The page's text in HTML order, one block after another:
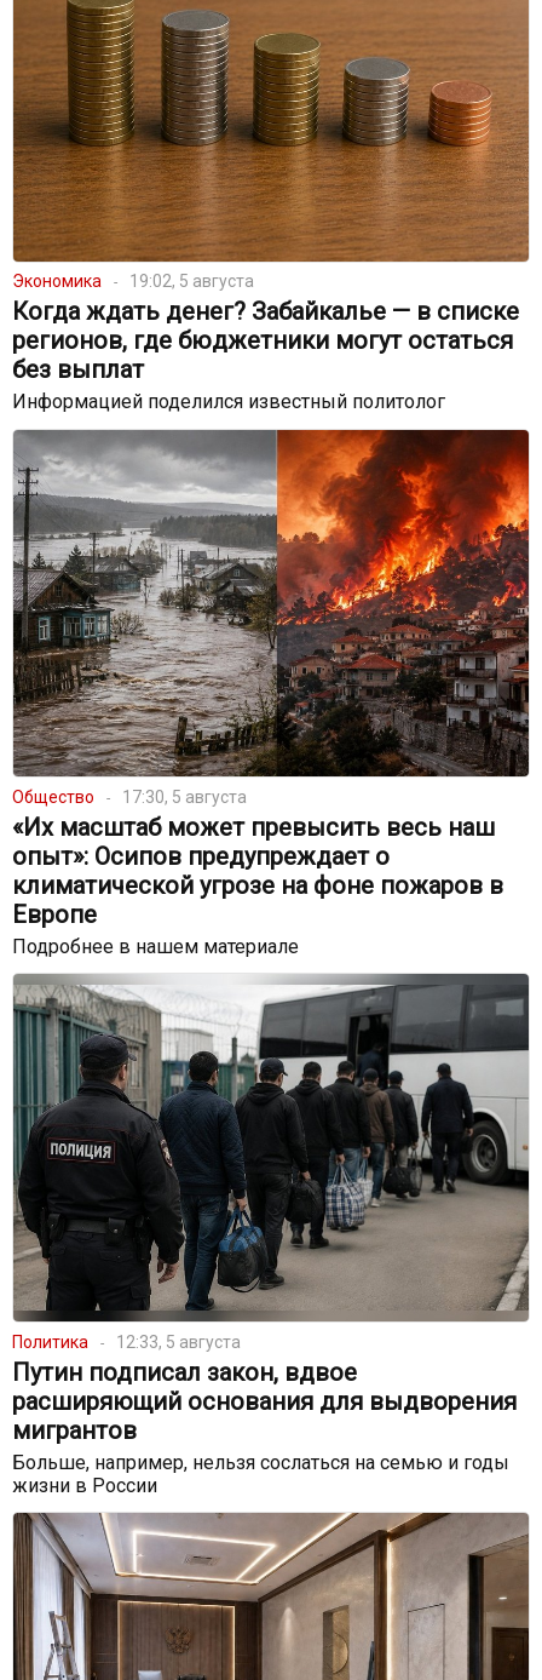
Экономика 19:02, 5 августа
Когда ждать денег? Забайкалье — в списке
регионов, где бюджетники могут остаться
без выплат
Информацией поделился известный политолог
Общество 17:30, 5 августа
«Их масштаб может превысить весь наш
опыт»: Осипов предупреждает о
климатической угрозе на фоне пожаров в
Европе
Подробнее в нашем материале
Политика 12:33, 5 августа
Путин подписал закон, вдвое
расширяющий основания для выдворения
мигрантов
Больше, например, нельзя сослаться на семью и годы
жизни в России